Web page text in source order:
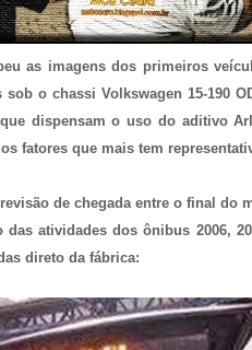
as imagens dos primeiros
sob o chassi Volkswagen 15-190
dispensam o uso do aditivo
fatores que mais tem
de chegada entre o final do
das atividades dos ônibus 2006,
direto da fábrica: